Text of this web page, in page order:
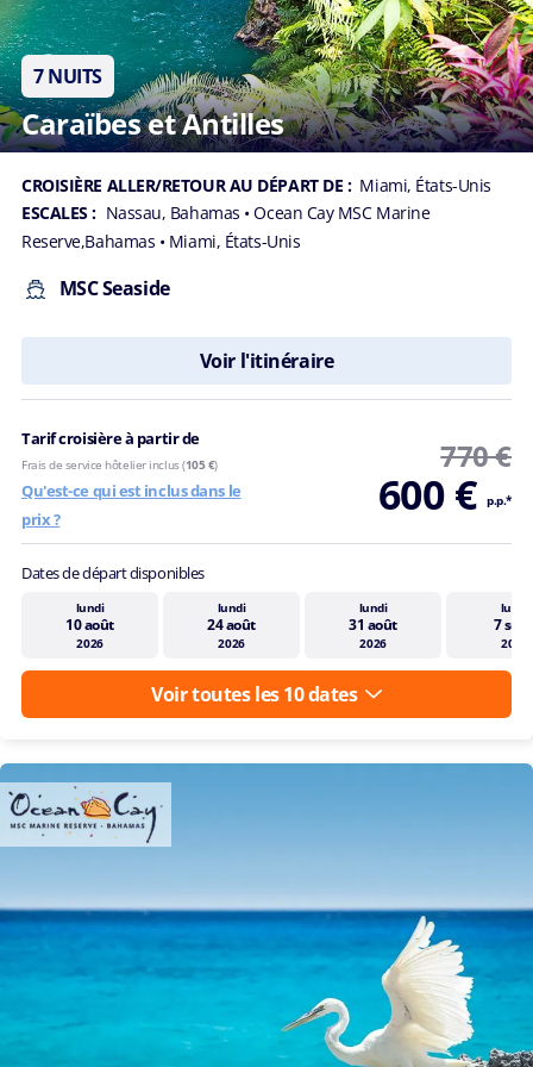
7 NUITS
Caraïbes et Antilles
CROISIÈRE ALLER/RETOUR AU DÉPART DE : Miami, États-Unis
ESCALES : Nassau, Bahamas • Ocean Cay MSC Marine
Reserve,Bahamas • Miami, États-Unis
MSC Seaside
Voir l'itinéraire
Tarif croisière à partir de 770 €
600 € p.p.*
Frais de service hôtelier inclus (105 €)
Qu'est-ce qui est inclus dans le
prix ?
Dates de départ disponibles
lundi
10 août
2026
lundi
24 août
2026
lundi
31 août
2026
lundi
7
2026
Voir toutes les 10 dates